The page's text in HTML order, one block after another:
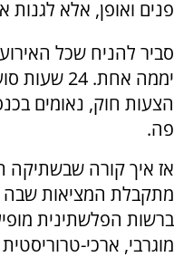
פנים ואופן, אלא לגנות
סביר להניח שכל
יממה אחת.
הצעות חוק, נאומים
פה.
אז איך קורה שבשתיקה
מתקבלת המציאות שבה
ברשות הפלשתינית